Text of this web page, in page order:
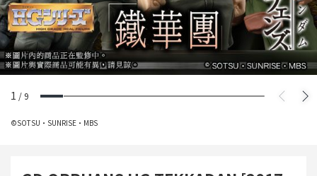
1 /9
©SOTSU・SUNRISE・MBS